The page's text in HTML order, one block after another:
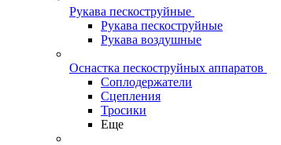
Рукава пескоструйные
Рукава пескоструйные
Рукава воздушные
Оснастка пескоструйных аппаратов
Соплодержатели
Сцепления
Тросики
Еще